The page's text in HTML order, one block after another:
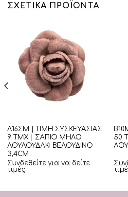
ΣΧΕΤΙΚΆ ΠΡΟΪΌΝΤΑ
Λ16ΣΜ | ΤΙΜΗ ΣΥΣΚΕΥΑΣΙΑΣ
9 ΤΜΧ | ΣΑΠΙΟ ΜΗΛΟ
ΛΟΥΛΟΥΔΑΚΙ ΒΕΛΟΥΔΙΝΟ
3,4CM
Συνδεθείτε για να δείτε
τιμές
50